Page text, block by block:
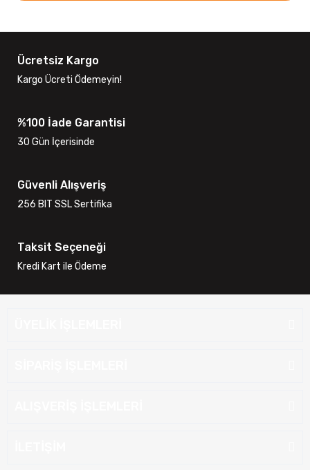
Ücretsiz Kargo
Kargo Ücreti Ödemeyin!
%100 İade Garantisi
30 Gün İçerisinde
Güvenli Alışveriş
256 BIT SSL Sertifika
Taksit Seçeneği
Kredi Kart ile Ödeme